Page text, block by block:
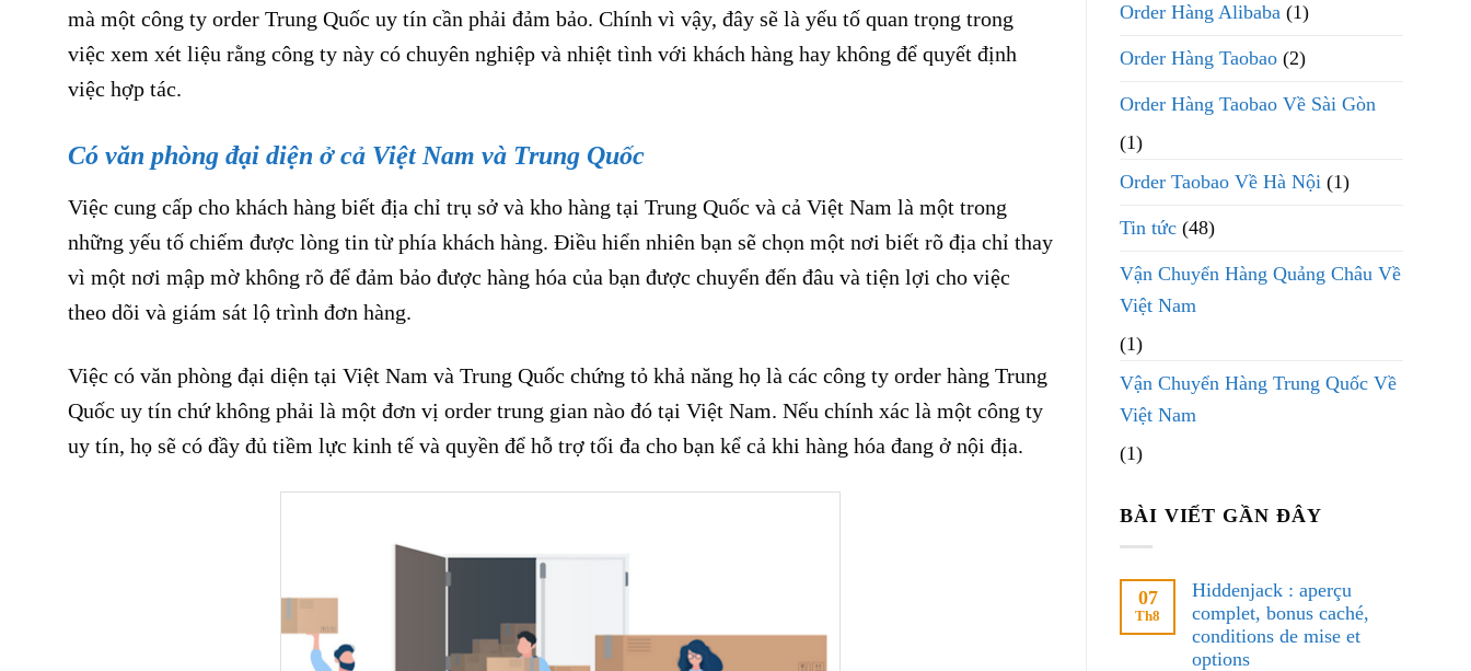
mà một công ty order Trung Quốc uy tín cần phải đảm bảo. Chính vì vậy, đây sẽ là yếu tố quan trọng trong
việc xem xét liệu rằng công ty này có chuyên nghiệp và nhiệt tình với khách hàng hay không để quyết định
việc hợp tác.
Có văn phòng đại diện ở cả Việt Nam và Trung Quốc
Việc cung cấp cho khách hàng biết địa chỉ trụ sở và kho hàng tại Trung Quốc và cả Việt Nam là một trong
những yếu tố chiếm được lòng tin từ phía khách hàng. Điều hiển nhiên bạn sẽ chọn một nơi biết rõ địa chỉ thay
vì một nơi mập mờ không rõ để đảm bảo được hàng hóa của bạn được chuyển đến đâu và tiện lợi cho việc
theo dõi và giám sát lộ trình đơn hàng.
Việc có văn phòng đại diện tại Việt Nam và Trung Quốc chứng tỏ khả năng họ là các công ty order hàng Trung
Quốc uy tín chứ không phải là một đơn vị order trung gian nào đó tại Việt Nam. Nếu chính xác là một công ty
uy tín, họ sẽ có đầy đủ tiềm lực kinh tế và quyền để hỗ trợ tối đa cho bạn kể cả khi hàng hóa đang ở nội địa.
Order Hàng Alibaba (1)
Order Hàng Taobao (2)
Order Hàng Taobao Về Sài Gòn
(1)
Order Taobao Về Hà Nội (1)
Tin tức (48)
Vận Chuyển Hàng Quảng Châu Về
Việt Nam
(1)
Vận Chuyển Hàng Trung Quốc Về
Việt Nam
(1)
BÀI VIẾT GẦN ĐÂY
07
Th8
Hiddenjack : aperçu
complet, bonus caché,
conditions de mise et
options